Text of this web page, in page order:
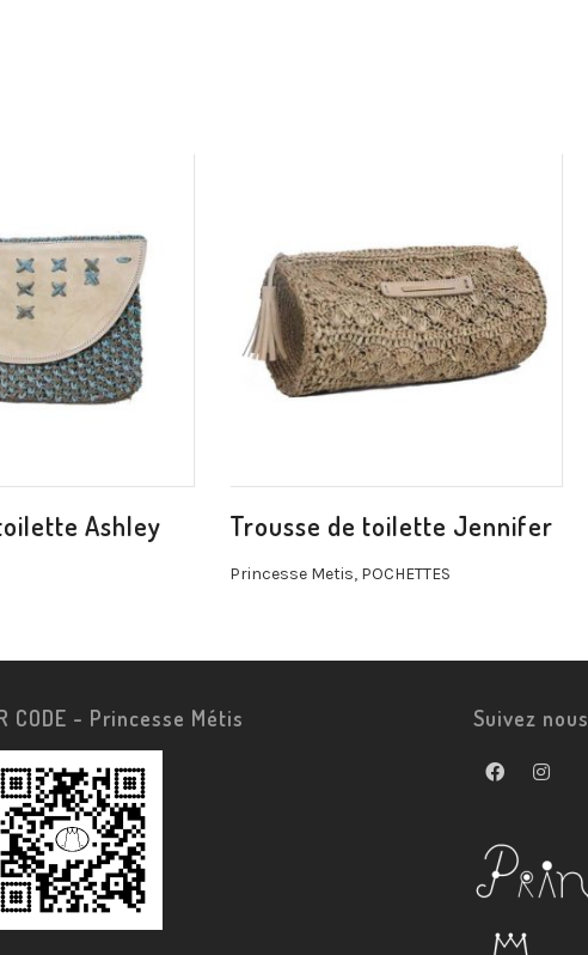
Ashley Trousse de toilette Jennifer
Princesse Metis, POCHETTES
CODE - Princesse Métis Suivez nous